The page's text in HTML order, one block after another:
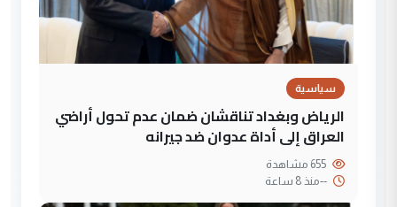
سياسية
الرياض وبغداد تناقشان ضمان عدم تحول أراضي
العراق إلى أداة عدوان ضد جيرانه
--منذ 8 ساعة